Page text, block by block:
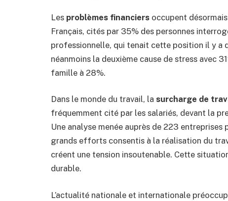
Les problèmes financiers occupent
Français, cités par 35% des personnes
professionnelle, qui tenait cette position il y a
néanmoins la deuxième cause de stress avec
famille à 28%.
Dans le monde du travail, la surcharge de
fréquemment cité par les salariés, devant la
Une analyse menée auprès de 223
grands efforts consentis à la réalisation du
créent une tension insoutenable. Cette
durable.
L’actualité nationale et internationale